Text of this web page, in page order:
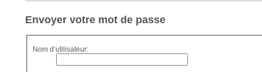
Envoyer votre mot de passe
Nom d’utilisateur: